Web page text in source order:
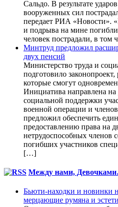
Сальдо. В результате
вооруженных сил
передает РИА «Новости».
и подрыва на мине
человек пострадали, в том
Минтруд предложил
двух пенсий
Министерство труда и
подготовило
которые смогут
Инициатива направлена
социальной поддержки
военной операции и
предложил обеспечить
предоставлению права на
нетрудоспособных членов
погибших участников
[…]
Между нами,
Бьюти-находки и новинки
мерцающие румяна и